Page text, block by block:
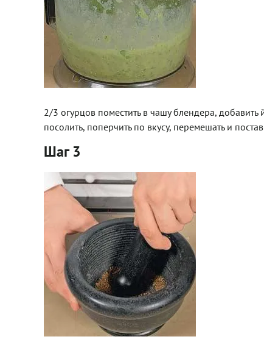
2/3 огурцов поместить в чашу блендера,
посолить, поперчить по вкусу, перемешать и
Шаг 3